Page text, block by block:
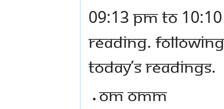
09:13 PM TO 10:10
READING.
TODAY’S READINGS.
Om Omm